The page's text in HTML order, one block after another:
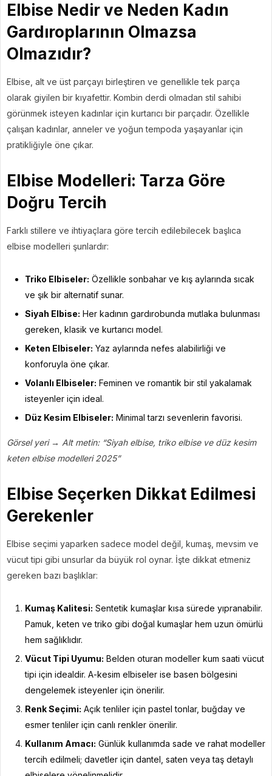
Elbise Nedir ve Neden Kadın
Gardıroplarının Olmazsa
Olmazıdır?
Elbise, alt ve üst parçayı birleştiren ve genellikle tek parça
olarak giyilen bir kıyafettir. Kombin derdi olmadan stil sahibi
görünmek isteyen kadınlar için kurtarıcı bir parçadır. Özellikle
çalışan kadınlar, anneler ve yoğun tempoda yaşayanlar için
pratikliğiyle öne çıkar.
Elbise Modelleri: Tarza Göre
Doğru Tercih
Farklı stillere ve ihtiyaçlara göre tercih edilebilecek başlıca
elbise modelleri şunlardır:
Triko Elbiseler: Özellikle sonbahar ve kış aylarında sıcak
ve şık bir alternatif sunar.
Siyah Elbise: Her kadının gardırobunda mutlaka bulunması
gereken, klasik ve kurtarıcı model.
Keten Elbiseler: Yaz aylarında nefes alabilirliği ve
konforuyla öne çıkar.
Volanlı Elbiseler: Feminen ve romantik bir stil yakalamak
isteyenler için ideal.
Düz Kesim Elbiseler: Minimal tarzı sevenlerin favorisi.
Görsel yeri → Alt metin: “Siyah elbise, triko elbise ve düz kesim
keten elbise modelleri 2025”
Elbise Seçerken Dikkat Edilmesi
Gerekenler
Elbise seçimi yaparken sadece model değil, kumaş, mevsim ve
vücut tipi gibi unsurlar da büyük rol oynar. İşte dikkat etmeniz
gereken bazı başlıklar:
Kumaş Kalitesi: Sentetik kumaşlar kısa sürede yıpranabilir.
Pamuk, keten ve triko gibi doğal kumaşlar hem uzun ömürlü
hem sağlıklıdır.
Vücut Tipi Uyumu: Belden oturan modeller kum saati vücut
tipi için idealdir. A-kesim elbiseler ise basen bölgesini
dengelemek isteyenler için önerilir.
Renk Seçimi: Açık tenliler için pastel tonlar, buğday ve
esmer tenliler için canlı renkler önerilir.
Kullanım Amacı: Günlük kullanımda sade ve rahat modeller
tercih edilmeli; davetler için dantel, saten veya taş detaylı